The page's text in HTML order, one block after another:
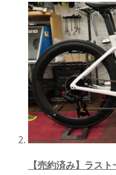
【売約済み】ラス